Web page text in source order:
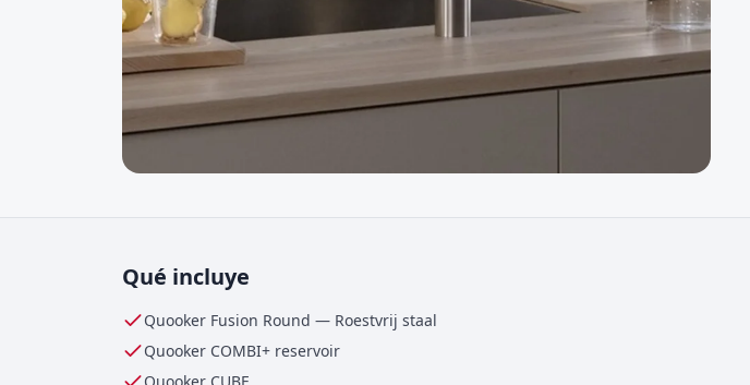
Qué incluye
Quooker Fusion Round — Roestvrij staal
Quooker COMBI+ reservoir